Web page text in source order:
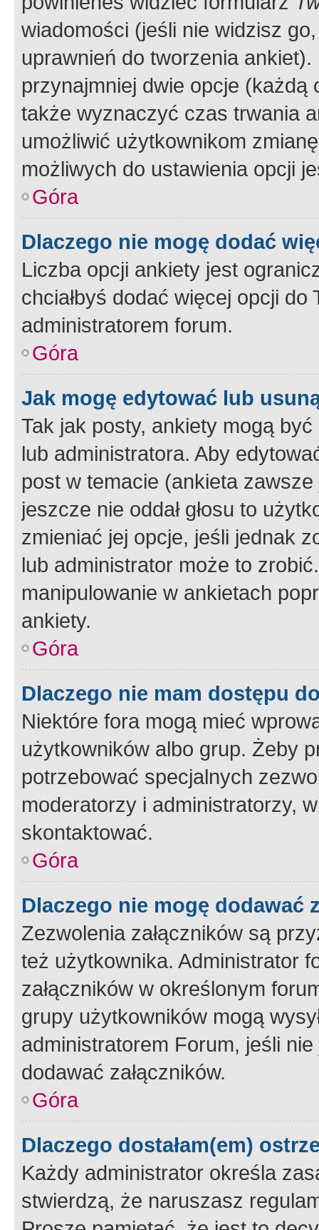
wiadomości (jeśli nie widzisz
uprawnień do tworzenia
przynajmniej dwie opcje
także wyznaczyć czas trwania
umożliwić użytkownikom
możliwych do ustawienia opcji
Góra
Dlaczego nie mogę dodać
Liczba opcji ankiety jest
chciałbyś dodać więcej opcji
administratorem forum.
Góra
Jak mogę edytować lub
Tak jak posty, ankiety mogą
lub administratora. Aby
post w temacie (ankieta
jeszcze nie oddał głosu to
zmieniać jej opcje, jeśli jednak
lub administrator może to
manipulowanie w ankietach
ankiety.
Góra
Dlaczego nie mam dostępu
Niektóre fora mogą mieć
użytkowników albo grup. Żeby
potrzebować specjalnych
moderatorzy i administratorzy,
skontaktować.
Góra
Dlaczego nie mogę dodawać
Zezwolenia załączników są
też użytkownika. Administrator
załączników w określonym
grupy użytkowników mogą
administratorem Forum, jeśli
dodawać załączników.
Góra
Dlaczego dostałam(em)
Każdy administrator określa
stwierdzą, że naruszasz